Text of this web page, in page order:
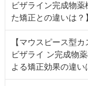
ビザライン完成物
た矯正との違いは？】
【マウスピース型
ビザライ ン完成物
よる矯正効果の違い